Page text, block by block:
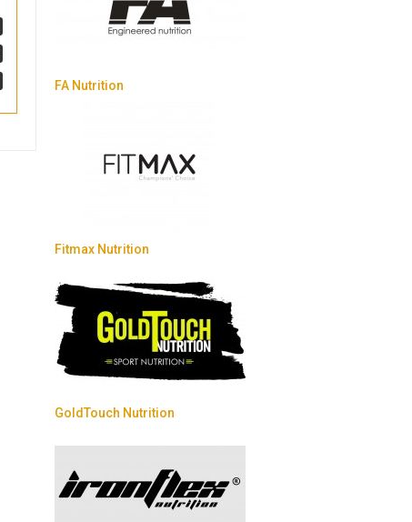
FA Nutrition
Fitmax Nutrition
GoldTouch Nutrition